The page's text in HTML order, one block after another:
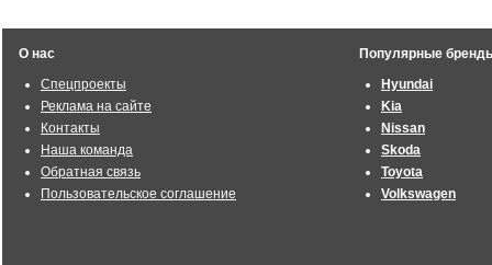
О нас
Спецпроекты
Реклама на сайте
Контакты
Наша команда
Обратная связь
Пользовательское соглашение
Популярные
Hyundai
Kia
Nissan
Skoda
Toyota
Volkswagen